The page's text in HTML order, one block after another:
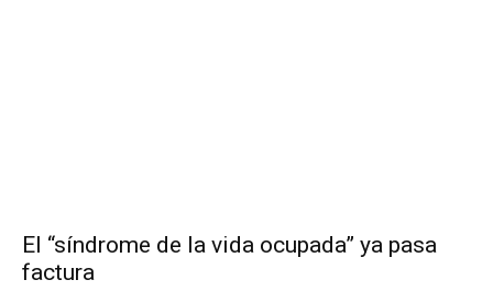
El “síndrome de la vida ocupada” ya pasa
factura